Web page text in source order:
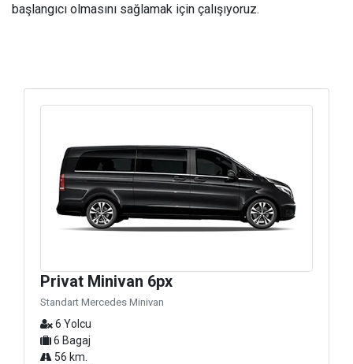
başlangıcı olmasını sağlamak için çalışıyoruz.
Privat Minivan 6px
Standart Mercedes Minivan
6 Yolcu
6 Bagaj
56 km.